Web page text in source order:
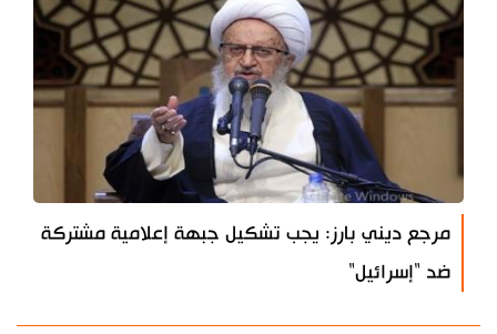
مرجع ديني بارز: يجب تشكيل جبهة إعلامية مشتركة
ضد "إسرائيل"